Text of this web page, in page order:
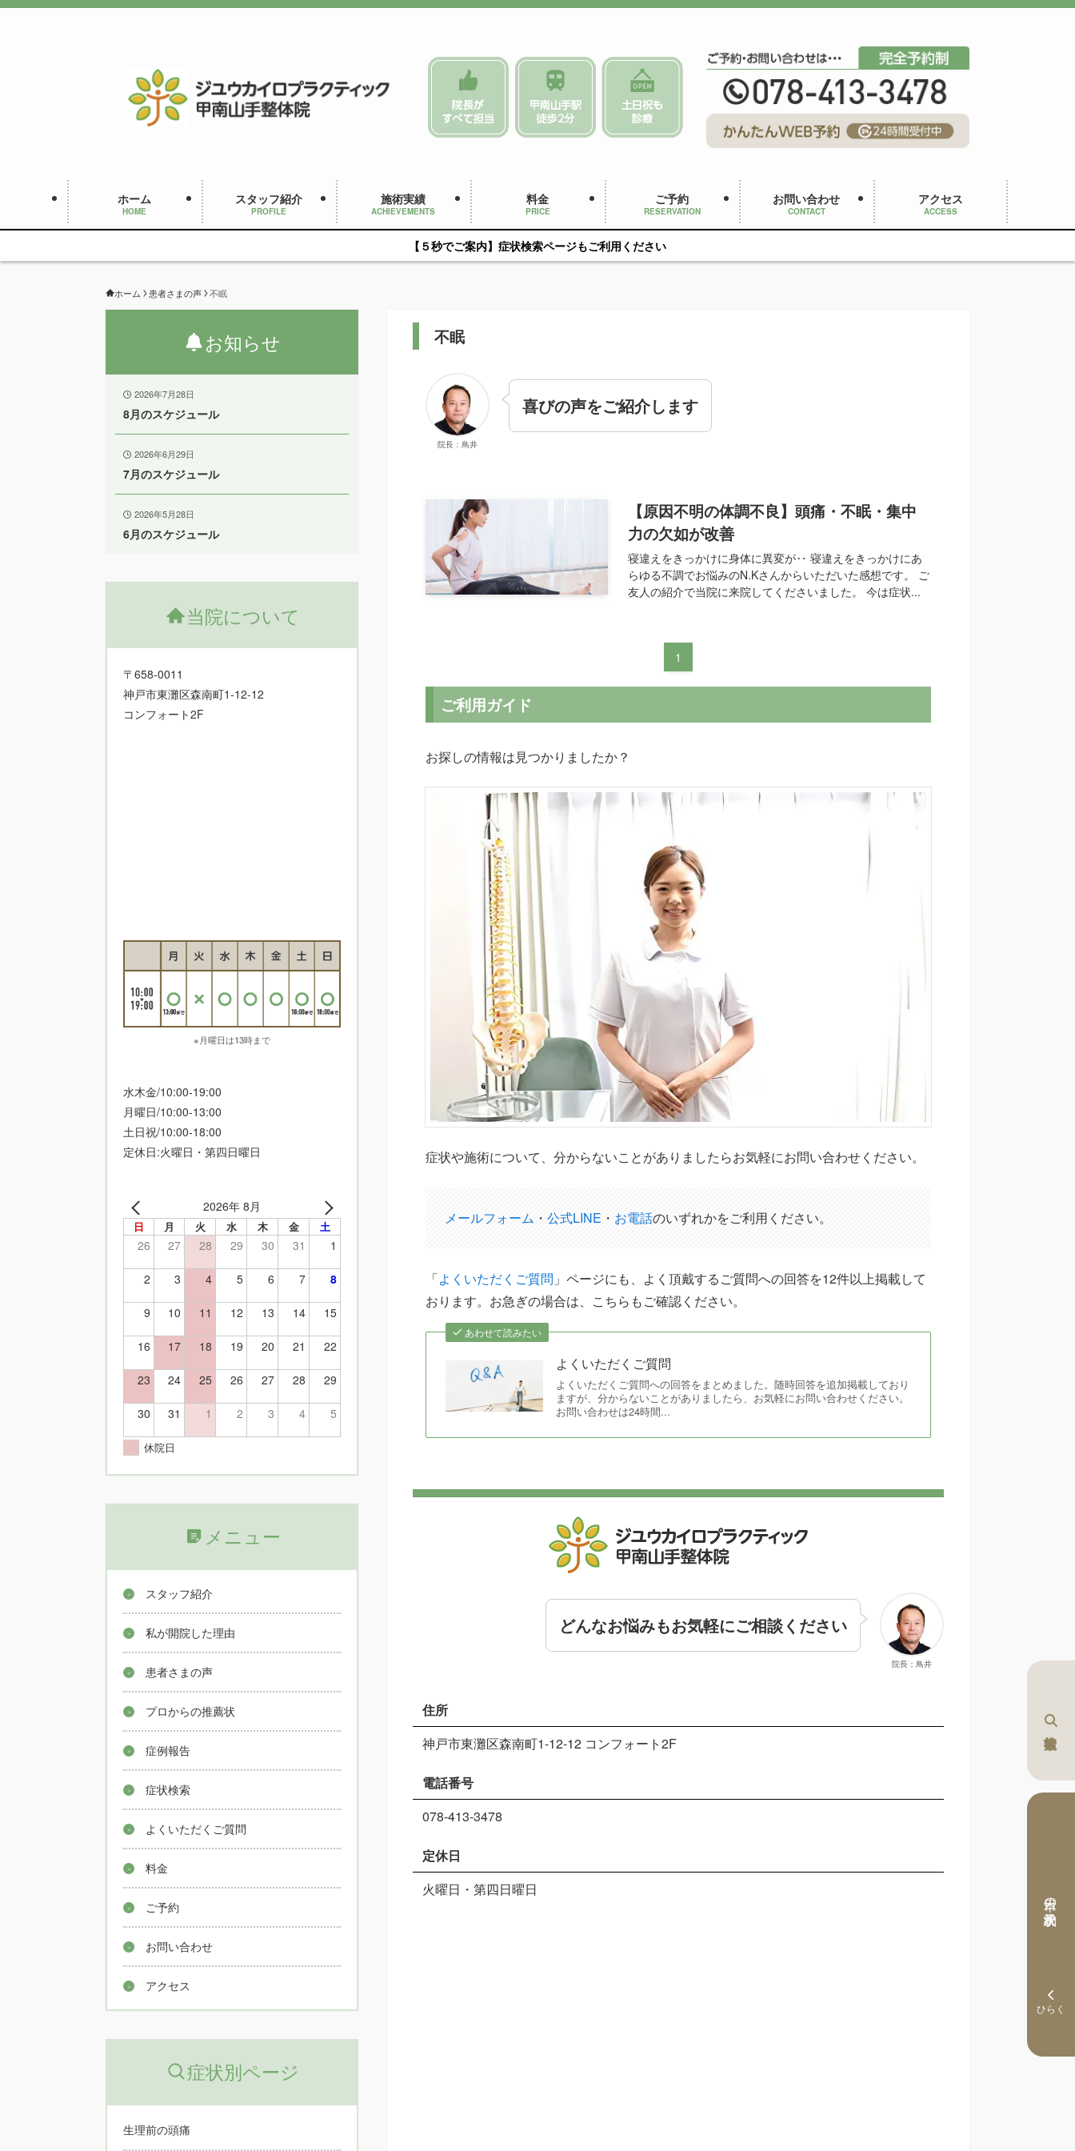
ホーム
HOME
スタッフ紹介
PROFILE
施術実績
ACHIEVEMENTS
料金
PRICE
ご予約
RESERVATION
お問い合わせ
CONTACT
アクセス
ACCESS
【５秒でご案内】症状検索ページもご利用ください
ホーム 患者さまの声 不眠
不眠
院長：鳥井
喜びの声をご紹介します
【原因不明の体調不良】頭痛・不眠・集中
力の欠如が改善
寝違えをきっかけに身体に異変が‥ 寝違えをきっかけにあ
らゆる不調でお悩みのN.Kさんからいただいた感想です。 ご
友人の紹介で当院に来院してくださいました。 今は症状...
1
ご利用ガイド
お探しの情報は見つかりましたか？
症状や施術について、分からないことがありましたらお気軽にお問い合わせください。
メールフォーム ・ 公式LINE ・ お電話のいずれかをご利用ください。
「よくいただくご質問 」ページにも、よく頂戴するご質問への回答を12件以上掲載して
おります。お急ぎの場合は、こちらもご確認ください。
あわせて読みたい
よくいただくご質問
よくいただくご質問への回答をまとめました。随時回答を追加掲載しており
ますが、分からないことがありましたら、お気軽にお問い合わせください。
お問い合わせは24時間...
院長：鳥井
どんなお悩みもお気軽にご相談ください
住所
神戸市東灘区森南町1-12-12 コンフォート2F
電話番号
078-413-3478
定休日
火曜日・第四日曜日
お知らせ
2026年7月28日
8月のスケジュール
2026年6月29日
7月のスケジュール
2026年5月28日
6月のスケジュール
当院について
〒658-0011
神戸市東灘区森南町1-12-12
コンフォート2F
※月曜日は13時まで
水木金/10:00-19:00
月曜日/10:00-13:00
土日祝/10:00-18:00
定休日:火曜日・第四日曜日
2026年 8月
日 月 火 水 木 金 土
26 27 28 29 30 31 1
2 3 4 5 6 7 8
9 10 11 12 13 14 15
16 17 18 19 20 21 22
23 24 25 26 27 28 29
30 31 1 2 3 4 5
休院日
メニュー
スタッフ紹介
私が開院した理由
患者さまの声
プロからの推薦状
症例報告
症状検索
よくいただくご質問
料金
ご予約
お問い合わせ
アクセス
症状別ページ
生理前の頭痛
本日の予約状況